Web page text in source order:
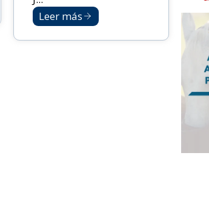
Leer más